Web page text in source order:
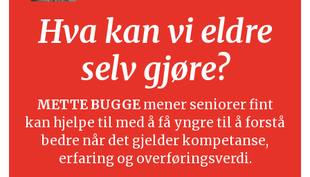
Hva kan vi eldre
selv gjøre?
METTE BUGGE mener seniorer fint
kan hjelpe til med å få yngre til å forstå
bedre når det gjelder kompetanse,
erfaring og overføringsverdi.